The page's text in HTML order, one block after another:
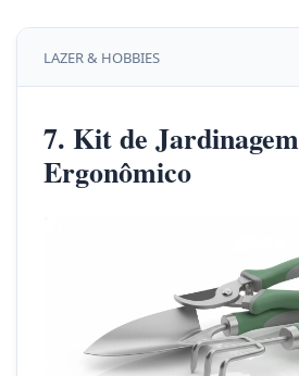
LAZER & HOBBIES
7. Kit de Jardinagem
Ergonômico